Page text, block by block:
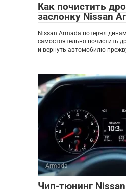
Как почистить
заслонку Nissan
Nissan Armada потерял
самостоятельно почистить
и вернуть автомобилю
Armada
Чип-тюнинг